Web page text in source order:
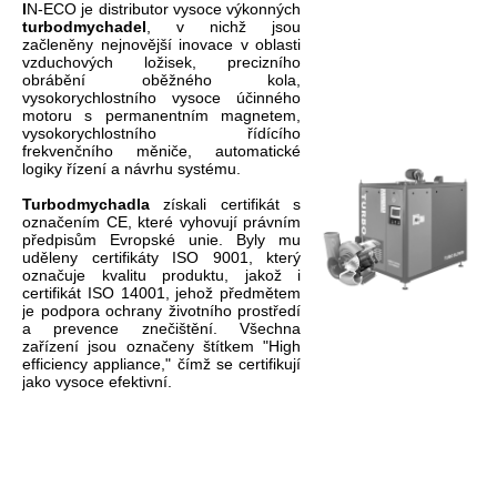
IN-ECO je distributor vysoce výkonných
turbodmychadel , v nichž jsou
začleněny nejnovější inovace v oblasti
vzduchových ložisek, precizního
obrábění oběžného kola,
vysokorychlostního vysoce účinného
motoru s permanentním magnetem,
vysokorychlostního řídícího
frekvenčního měniče, automatické
logiky řízení a návrhu systému.
Turbodmychadla
získali certifikát
s
označením CE, které vyhovují právním
předpisům
Evropské unie. Byly
mu
uděleny
certifikáty ISO 9001,
který
označuje
kvalitu produktu , jakož i
certifikát ISO 14001 , jehož předmětem
je podpora ochrany životního prostředí
a
prevence znečištění.
Všechna
zařízení jsou označeny štítkem "High
efficiency appliance ," čímž se certifikují
jako vysoce efektivní